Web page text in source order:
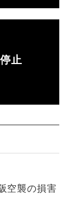
停止
空襲の損害